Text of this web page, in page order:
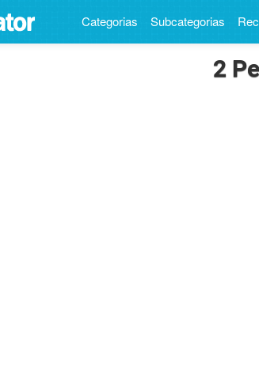
Categorias Subcategorias
2